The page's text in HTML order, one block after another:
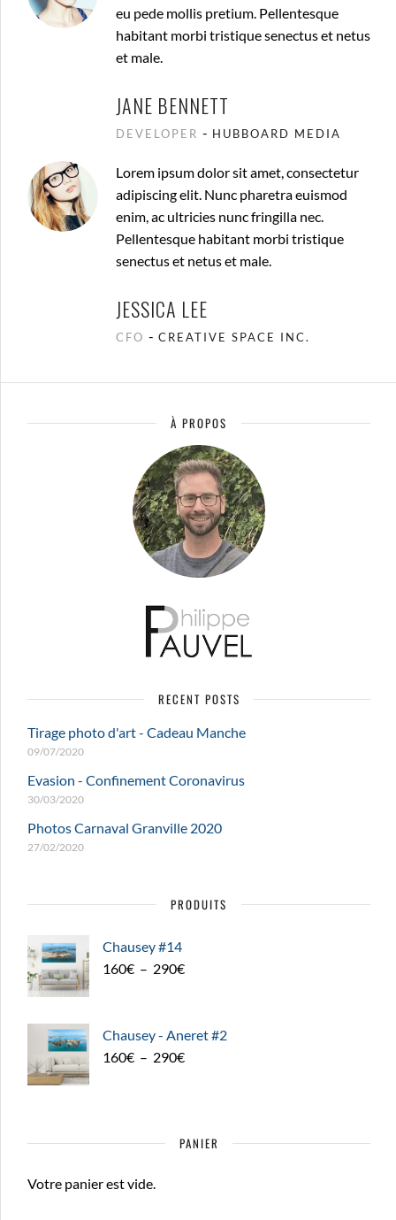
eu pede mollis pretium. Pellentesque
habitant morbi tristique senectus et netus
et male.
JANE BENNETT
DEVELOPER - HUBBOARD MEDIA
Lorem ipsum dolor sit amet, consectetur
adipiscing elit. Nunc pharetra euismod
enim, ac ultricies nunc fringilla nec.
Pellentesque habitant morbi tristique
senectus et netus et male.
JESSICA LEE
CFO - CREATIVE SPACE INC.
À PROPOS
RECENT POSTS
Tirage photo d'art - Cadeau Manche
09/07/2020
Evasion - Confinement Coronavirus
30/03/2020
Photos Carnaval Granville 2020
27/02/2020
PRODUITS
Chausey #14
160€ – 290€Plage
160€
à
Chausey - Aneret #2
160€ – 290€Plage
à
PANIER
Votre panier est vide.